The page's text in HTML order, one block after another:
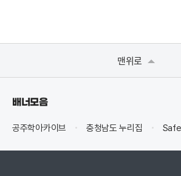
맨위로
배너모음
공주학아카이브 충청남도 누리집